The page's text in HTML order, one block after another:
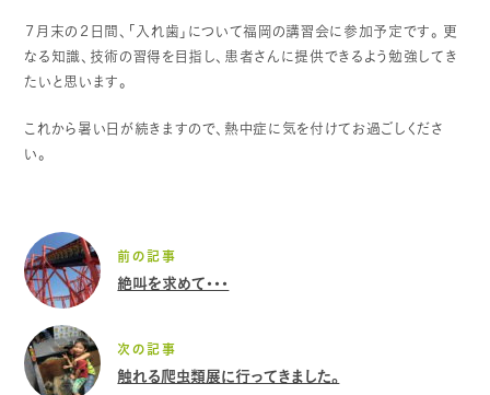
７月末の２日間、「入れ歯」について福岡の講習会に参加予定です。 更
なる知識、技術の習得を目指し、患者さんに提供できるよう勉強してき
たいと思います。
これから暑い日が続きますので、熱中症に気を付けてお過ごしくださ
い。
前の記事
絶叫を求めて・・・
次の記事
触れる爬虫類展に行ってきました。